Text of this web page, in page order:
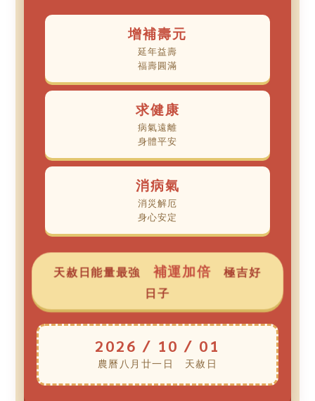
增補壽元
延年益壽
福壽圓滿
求健康
病氣遠離
身體平安
消病氣
消災解厄
身心安定
天赦日能量最強 補運加倍極吉好
日子
2026 / 10 / 01
農曆八月廿一日 天赦日